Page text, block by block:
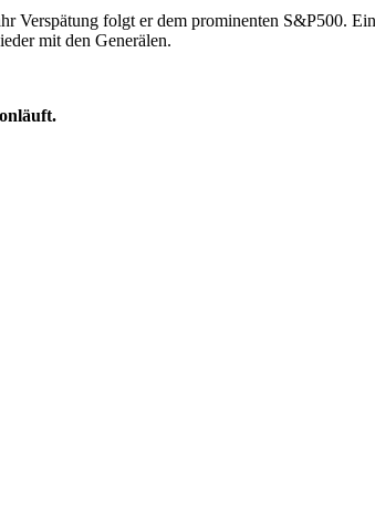
Verspätung folgt er dem prominenten S&P500.
mit den Generälen.